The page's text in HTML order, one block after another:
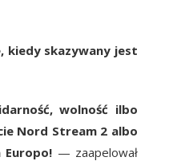
kiedy skazywany jest
wolność ilbo
Nord Stream 2 albo
— zaapelował